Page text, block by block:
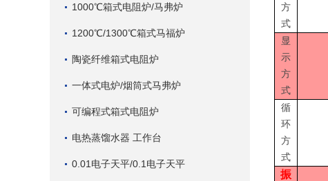
1000℃箱式电阻炉/马弗炉
1200℃/1300℃箱式马福炉
陶瓷纤维箱式电阻炉
一体式电炉/烟筒式马弗炉
可编程式箱式电阻炉
电热蒸馏水器 工作台
0.01电子天平/0.1电子天平
方
式
显
示
方
式
循
环
方
式
振